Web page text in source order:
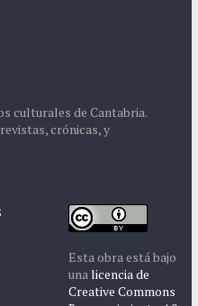
culturales de Cantabria.
crónicas, y
Esta obra está bajo
unalicencia de
Creative Commons